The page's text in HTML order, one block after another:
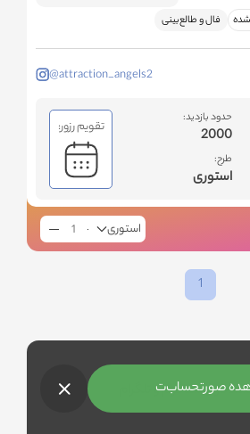
صورتحسابت
فال و طالع‌بینی
@attraction_angels2
حدود بازدید:
2000
طرح:
استوری
تقویم رزور:
استوری
1
در اینستاگرام و تلگرام